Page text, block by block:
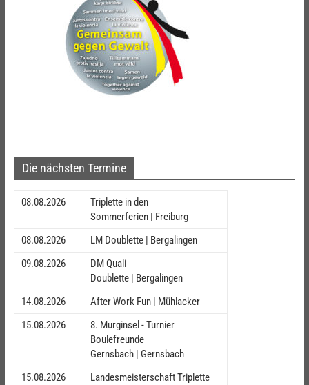
Die nächsten Termine
08.08.2026
Triplette in den
Sommerferien | Freiburg
08.08.2026
LM Doublette | Bergalingen
09.08.2026
DM Quali
Doublette | Bergalingen
14.08.2026
After Work Fun | Mühlacker
15.08.2026
8. Murginsel - Turnier
Boulefreunde
Gernsbach | Gernsbach
15.08.2026
Landesmeisterschaft Triplette